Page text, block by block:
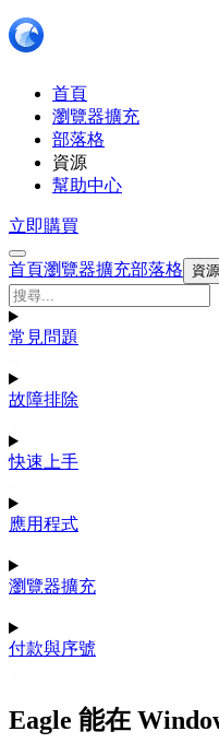
首頁
瀏覽器擴充
部落格
資源
幫助中心
立即購買
首頁瀏覽器擴充部落格 資源
常見問題
故障排除
快速上手
應用程式
瀏覽器擴充
付款與序號
Eagle 能在